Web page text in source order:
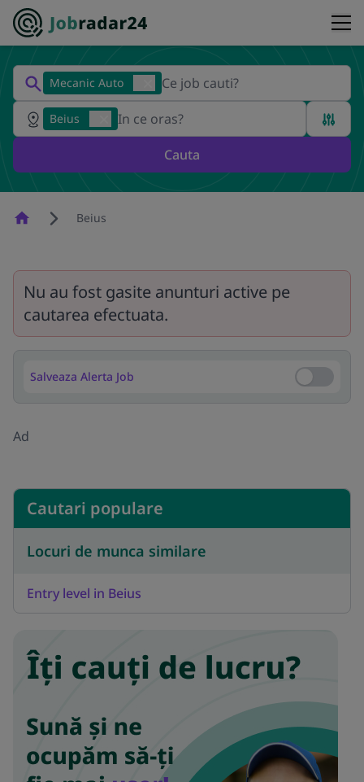
Mecanic Auto
Beius
Cauta
HomepageBeius
Nu au fost gasite anunturi active pe
cautarea efectuata.
Salveaza Alerta Job Salveaza
Ad
Cautari populare
Locuri de munca similare
Entry level in Beius